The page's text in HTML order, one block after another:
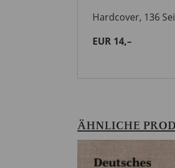
Hardcover, 136
EUR 14,–
ÄHNLICHE